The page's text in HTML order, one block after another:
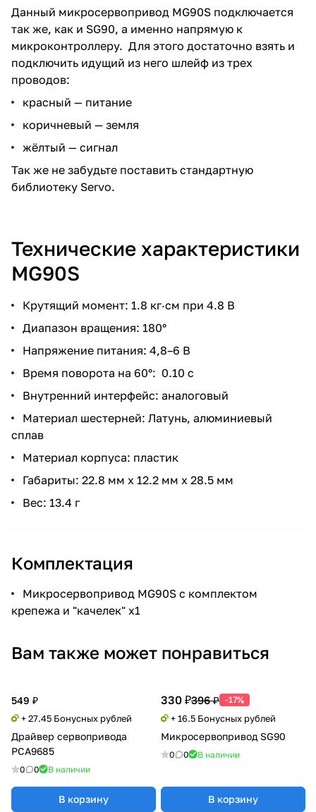
Данный микросервопривод MG90S подключается
так же, как и SG90, а именно напрямую к
микроконтроллеру. Для этого достаточно взять и
подключить идущий из него шлейф из трех
проводов:
красный — питание
коричневый — земля
жёлтый — сигнал
Так же не забудьте поставить стандартную
библиотеку Servo.
Технические характеристики
MG90S
Крутящий момент: 1.8 кг·см при 4.8 В
Диапазон вращения: 180°
Напряжение питания: 4,8–6 В
Время поворота на 60°: 0.10 с
Внутренний интерфейс: аналоговый
Материал шестерней: Латунь, алюминиевый
сплав
Материал корпуса: пластик
Габариты: 22.8 мм x 12.2 мм x 28.5 мм
Вес: 13.4 г
Комплектация
Микросервопривод MG90S с комплектом
крепежа и "качелек" x1
Вам также может понравиться
549 ₽
+ 27.45 Бонусных рублей
Драйвер сервопривода
PCA9685
0 0 В наличии
В корзину
330 ₽396 ₽ -17%
+ 16.5 Бонусных рублей
Микросервопривод SG90
0 0 В наличии
В корзину